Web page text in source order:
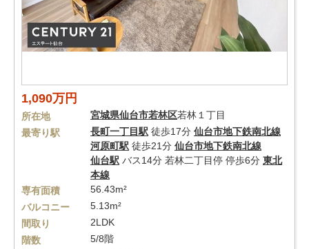
1,090万円
所在地 宮城県仙台市若林区若林１丁目
最寄り駅
長町一丁目駅 徒歩17分 仙台市地下鉄南北線
河原町駅 徒歩21分 仙台市地下鉄南北線
仙台駅 バス14分 若林二丁目停 停歩6分 東北
本線
専有面積
56.43m²
バルコニー
5.13m²
間取り
2LDK
階数
5/8階